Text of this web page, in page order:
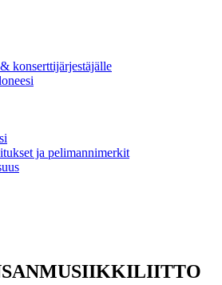
konserttijärjestäjälle
ja pelimannimerkit